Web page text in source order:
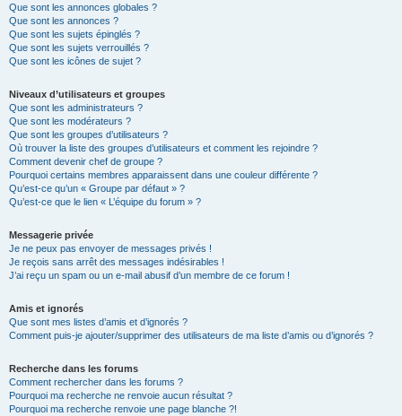
Que sont les annonces globales ?
Que sont les annonces ?
Que sont les sujets épinglés ?
Que sont les sujets verrouillés ?
Que sont les icônes de sujet ?
Niveaux d’utilisateurs et groupes
Que sont les administrateurs ?
Que sont les modérateurs ?
Que sont les groupes d’utilisateurs ?
Où trouver la liste des groupes d’utilisateurs et comment les rejoindre ?
Comment devenir chef de groupe ?
Pourquoi certains membres apparaissent dans une couleur différente ?
Qu’est-ce qu’un « Groupe par défaut » ?
Qu’est-ce que le lien « L’équipe du forum » ?
Messagerie privée
Je ne peux pas envoyer de messages privés !
Je reçois sans arrêt des messages indésirables !
J’ai reçu un spam ou un e-mail abusif d’un membre de ce forum !
Amis et ignorés
Que sont mes listes d’amis et d’ignorés ?
Comment puis-je ajouter/supprimer des utilisateurs de ma liste d’amis ou d’ignorés ?
Recherche dans les forums
Comment rechercher dans les forums ?
Pourquoi ma recherche ne renvoie aucun résultat ?
Pourquoi ma recherche renvoie une page blanche ?!